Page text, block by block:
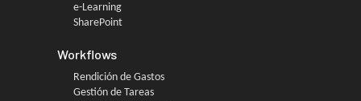
e-Learning
SharePoint
Workflows
Rendición de Gastos
Gestión de Tareas